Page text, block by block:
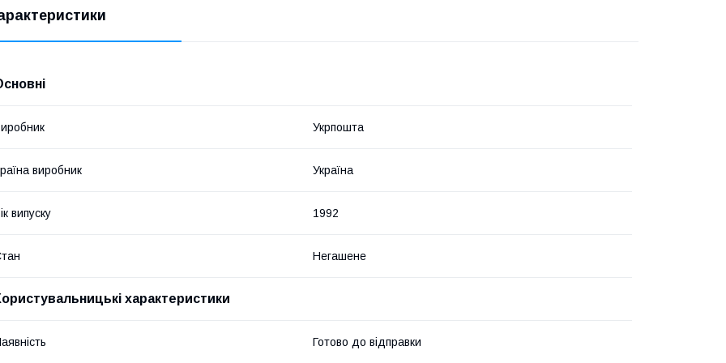
Укрпошта
виробник Україна
випуску 1992
Негашене
характеристики
Готово до відправки